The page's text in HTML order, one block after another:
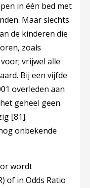
in één bed met
Maar slechts
de kinderen die
zoals
vrijwel alle
Bij een vijfde
overleden aan
geheel geen
[81].
onbekende
wordt
of in Odds Ratio